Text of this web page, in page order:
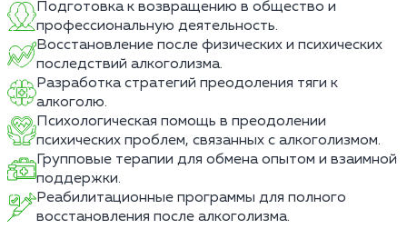
Подготовка к возвращению в общество и
профессиональную деятельность.
Восстановление после физических и психических
последствий алкоголизма.
Разработка стратегий преодоления тяги к
алкоголю.
Психологическая помощь в преодолении
психических проблем, связанных с алкоголизмом.
Групповые терапии для обмена опытом и взаимной
поддержки.
Реабилитационные программы для полного
восстановления после алкоголизма.